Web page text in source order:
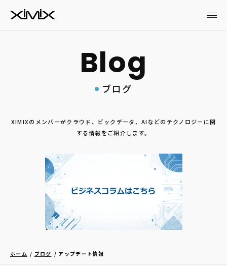
ブログ
XIMIXのメンバーがクラウド、ビックデータ、AIなどのテクノロジーに関
する情報をご紹介します。
ホーム ブログ アップデート情報